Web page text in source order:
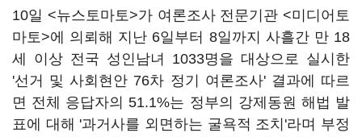
10일 <뉴스토마토>가 여론조사 전문기관 <미디어토
마토>에 의뢰해 지난 6일부터 8일까지 사흘간 만 18
세 이상 전국 성인남녀 1033명을 대상으로 실시한
'선거 및 사회현안 76차 정기 여론조사' 결과에 따르
면 전체 응답자의 51.1%는 정부의 강제동원 해법 발
표에 대해 '과거사를 외면하는 굴욕적 조치'라며 부정